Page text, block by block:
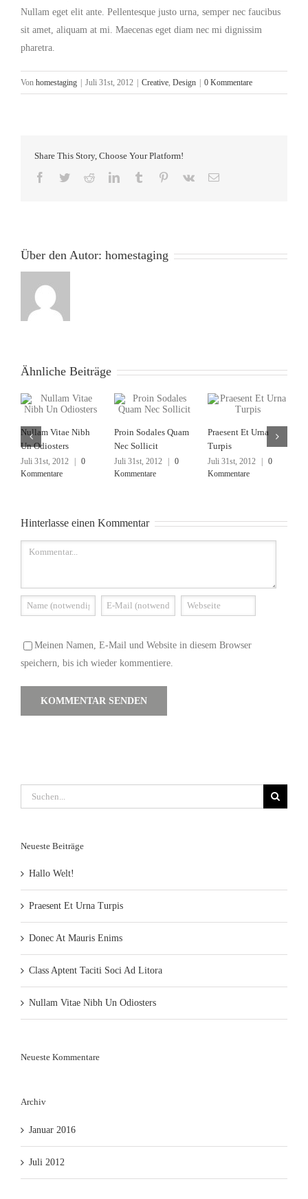
Nullam eget elit ante. Pellentesque justo urna, semper nec faucibus
sit amet, aliquam at mi. Maecenas eget diam nec mi dignissim
pharetra.
Von homestaging Juli 31st, 2012 Creative, Design 0 Kommentare
Share This Story, Choose Your Platform!
Facebook
TwitterRedditLinkedInTumblr Pinterest
Vk
E-
Über den Autor: homestaging
Ähnliche Beiträge
Nullam Vitae Nibh
Un Odiosters
Juli 31st, 2012
0
Kommentare
Proin Sodales Quam
Nec Sollicit
Juli 31st, 2012
0
Kommentare
Praesent Et Urna
Turpis
Juli 31st, 2012
0
Kommentare
Hinterlasse einen Kommentar
Kommentar
Meinen Namen, E-Mail und Website in diesem Browser
speichern, bis ich wieder kommentiere.
Suche
nach:
Neueste Beiträge
Hallo Welt!
Praesent Et Urna Turpis
Donec At Mauris Enims
Class Aptent Taciti Soci Ad Litora
Nullam Vitae Nibh Un Odiosters
Neueste Kommentare
Archiv
Januar 2016
Juli 2012